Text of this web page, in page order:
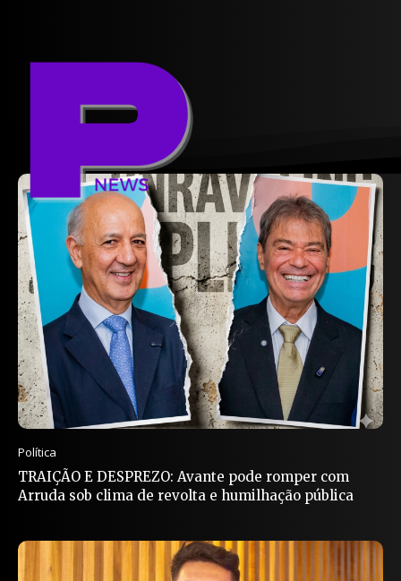
Política
TRAIÇÃO E DESPREZO: Avante pode romper com
Arruda sob clima de revolta e humilhação pública